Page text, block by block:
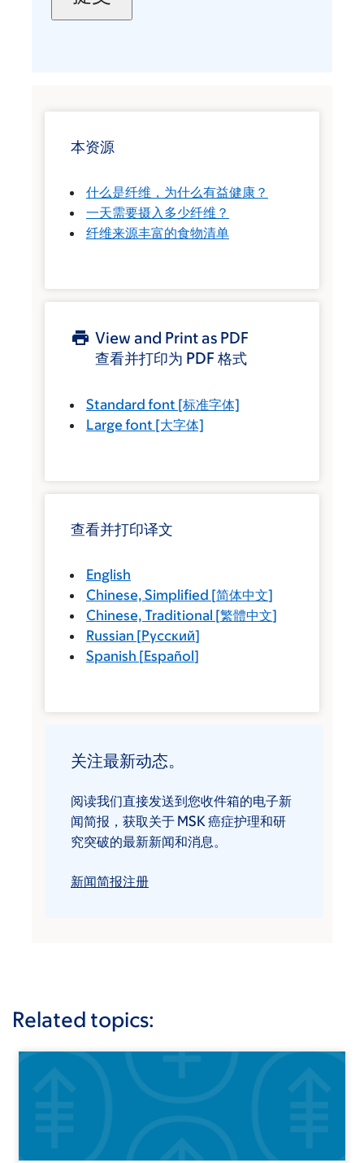
本资源
什么是纤维，为什么有益健康？
一天需要摄入多少纤维？
纤维来源丰富的食物清单
View and Print as PDF
查看并打印为 PDF 格式
Standard font [标准字体]
Large font [大字体]
查看并打印译文
English
Chinese, Simplified [简体中文]
Chinese, Traditional [繁體中文]
Russian [Русский]
Spanish [Español]
关注最新动态。
阅读我们直接发送到您收件箱的电子新
闻简报，获取关于 MSK 癌症护理和研
究突破的最新新闻和消息。
新闻简报注册
Related topics: